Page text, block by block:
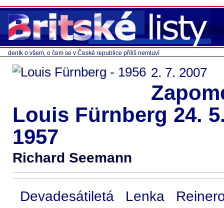
deník o všem, o čem se v České republice příliš nemluví
2. 7. 2007
Louis Fürnberg 24.
1957
Richard Seemann
Devadesátiletá Lenka